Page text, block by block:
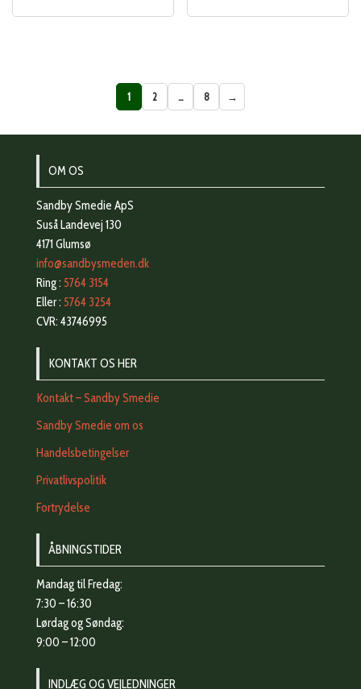
1 2 … 8 →
OM OS
Sandby Smedie ApS
Suså Landevej 130
4171 Glumsø
info@sandbysmeden.dk
Ring : 5764 3154
Eller : 5764 3254
CVR: 43746995
KONTAKT OS HER
Kontakt – Sandby Smedie
Sandby Smedie om os
Handelsbetingelser
Privatlivspolitik
Fortrydelse
ÅBNINGSTIDER
Mandag til Fredag:
7:30 – 16:30
Lørdag og Søndag:
9:00 – 12:00
INDLÆG OG VEJLEDNINGER